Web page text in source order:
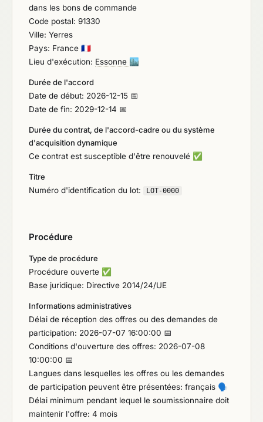
dans les bons de commande
Code postal: 91330
Ville: Yerres
Pays: France 🇫🇷
Lieu d'exécution: Essonne 🏙️
Durée de l'accord
Date de début: 2026-12-15 📅
Date de fin: 2029-12-14 📅
Durée du contrat, de l'accord-cadre ou du système
d'acquisition dynamique
Ce contrat est susceptible d'être renouvelé ✅
Titre
Numéro d'identification du lot:
LOT-0000
Procédure
Type de procédure
Procédure ouverte ✅
Base juridique: Directive 2014/24/UE
Informations administratives
Délai de réception des offres ou des demandes de
participation: 2026-07-07 16:00:00 📅
Conditions d'ouverture des offres: 2026-07-08
10:00:00 📅
Langues dans lesquelles les offres ou les demandes
de participation peuvent être présentées: français 🗣️
Délai minimum pendant lequel le soumissionnaire doit
maintenir l'offre: 4 mois